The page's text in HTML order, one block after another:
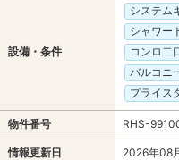
設備・条件
システム
シャワー
コンロ二
バルコニ
プライス
物件番号 RHS-
情報更新日 2026年08